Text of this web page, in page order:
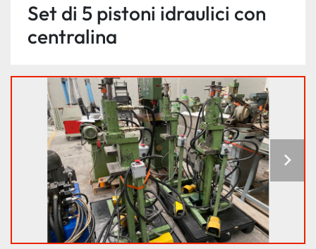
Set di 5 pistoni idraulici con
centralina